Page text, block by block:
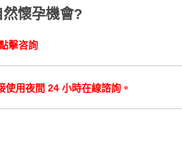
懷孕機會?
擊咨詢
用夜間 24 小時在線諮詢。